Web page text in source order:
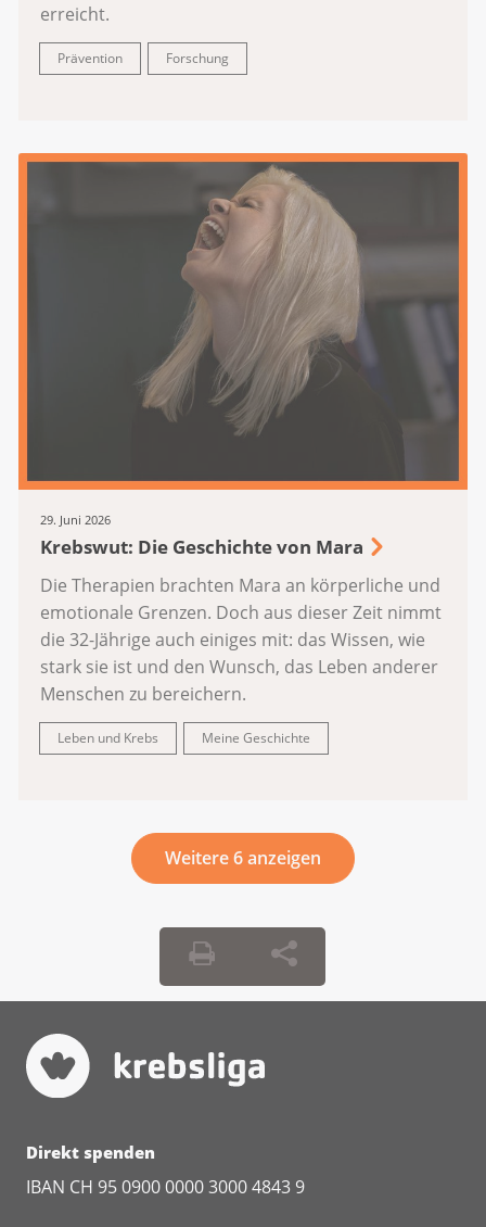
erreicht.
Prävention Forschung
29. Juni 2026
Krebswut: Die Geschichte von Mara
Die Therapien brachten Mara an körperliche und
emotionale Grenzen. Doch aus dieser Zeit nimmt
die 32-Jährige auch einiges mit: das Wissen, wie
stark sie ist und den Wunsch, das Leben anderer
Menschen zu bereichern.
Leben und Krebs Meine Geschichte
Weitere 6 anzeigen
Direkt spenden
IBAN CH 95 0900 0000 3000 4843 9